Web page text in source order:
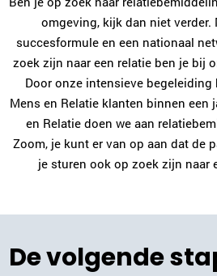
omgeving, kijk dan niet verder.
succesformule en een nationaal
zoek zijn naar een relatie ben je bij
Door onze intensieve begeleiding
Mens en Relatie klanten binnen een
en Relatie doen we aan
Zoom, je kunt er van op aan dat de
je sturen ook op zoek zijn naar
De volgende
Plan
Elja van
Utrecht
030-2270125
Plan
Niki de Man
026-2022952|